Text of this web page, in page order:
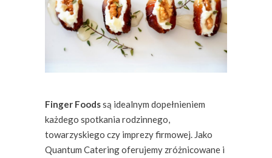
Finger Foodssą idealnym dopełnieniem
każdego spotkania rodzinnego,
towarzyskiego czy imprezy firmowej. Jako
Quantum Catering oferujemy zróżnicowane i